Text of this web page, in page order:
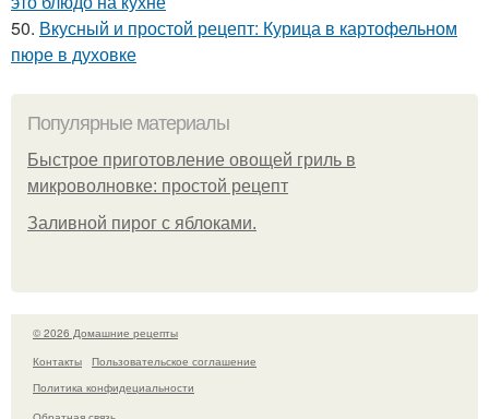
50. Вкусный и простой рецепт: Курица в картофельном
пюре в духовке
Популярные материалы
Быстрое приготовление овощей гриль в
микроволновке: простой рецепт
Заливной пирог с яблоками.
© 2026 Домашние рецепты
Контакты
Пользовательское соглашение
Политика конфидециальности